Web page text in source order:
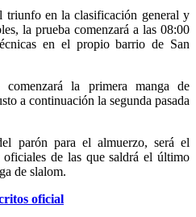
triunfo en la clasificación general y
la prueba comenzará a las 08:00
en el propio barrio de San
la primera manga de
a continuación la segunda pasada
parón para el almuerzo, será el
oficiales de las que saldrá el último
de slalom.
oficial